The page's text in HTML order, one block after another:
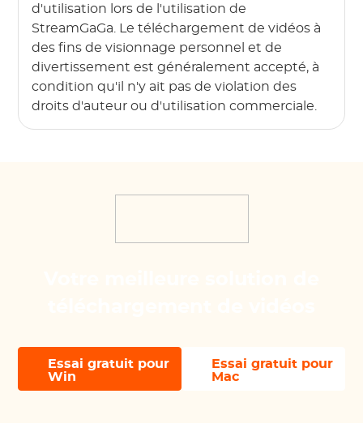
d'utilisation lors de l'utilisation de
StreamGaGa. Le téléchargement de vidéos à
des fins de visionnage personnel et de
divertissement est généralement accepté, à
condition qu'il n'y ait pas de violation des
droits d'auteur ou d'utilisation commerciale.
Essai gratuit pour
Win
Essai gratuit pour
Mac